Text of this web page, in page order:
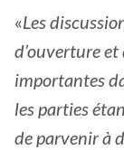
«Les
d’ouverture
importantes
les parties
de parvenir à